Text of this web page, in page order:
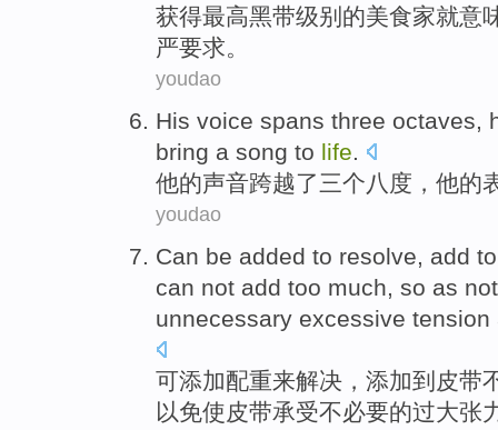
获得最高黑带级别的美食家就意
严要求。
youdao
His voice spans three octaves,
bring a song to life.
他的声音跨越了三个八度 ， 他的
youdao
Can be added to resolve, add to
can not add too much, so as
unnecessary excessive tension
可添加配重来解决 ， 添加到 皮带
以免使皮带承受不必要的过大张